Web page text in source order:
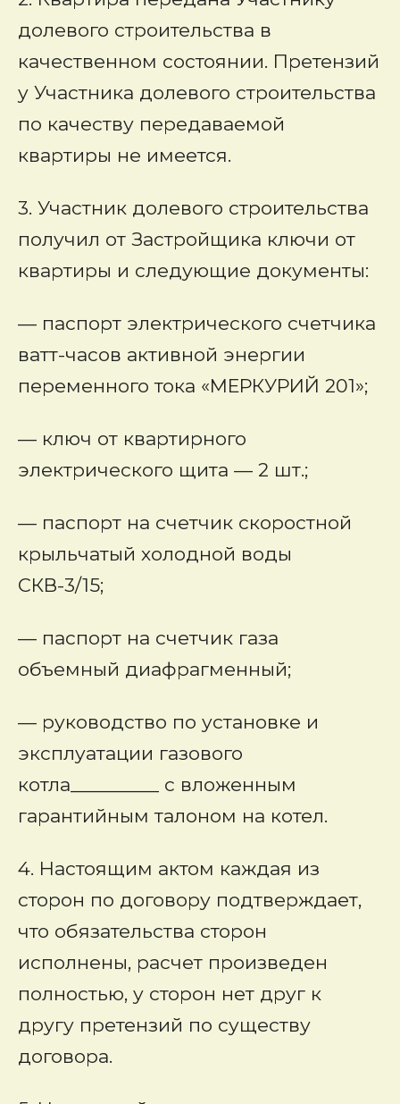
долевого строительства в
качественном состоянии. Претензий
у Участника долевого строительства
по качеству передаваемой
квартиры не имеется.
3. Участник долевого строительства
получил от Застройщика ключи от
квартиры и следующие документы:
— паспорт электрического счетчика
ватт-часов активной энергии
переменного тока «МЕРКУРИЙ 201»;
— ключ от квартирного
электрического щита — 2 шт.;
— паспорт на счетчик скоростной
крыльчатый холодной воды
СКВ-3/15;
— паспорт на счетчик газа
объемный диафрагменный;
— руководство по установке и
эксплуатации газового
котла_________ с вложенным
гарантийным талоном на котел.
4. Настоящим актом каждая из
сторон по договору подтверждает,
что обязательства сторон
исполнены, расчет произведен
полностью, у сторон нет друг к
другу претензий по существу
договора.